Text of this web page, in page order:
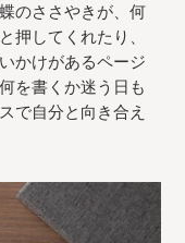
のささやきが、何
押してくれたり、
かけがあるページ
を書くか迷う日も
で自分と向き合え